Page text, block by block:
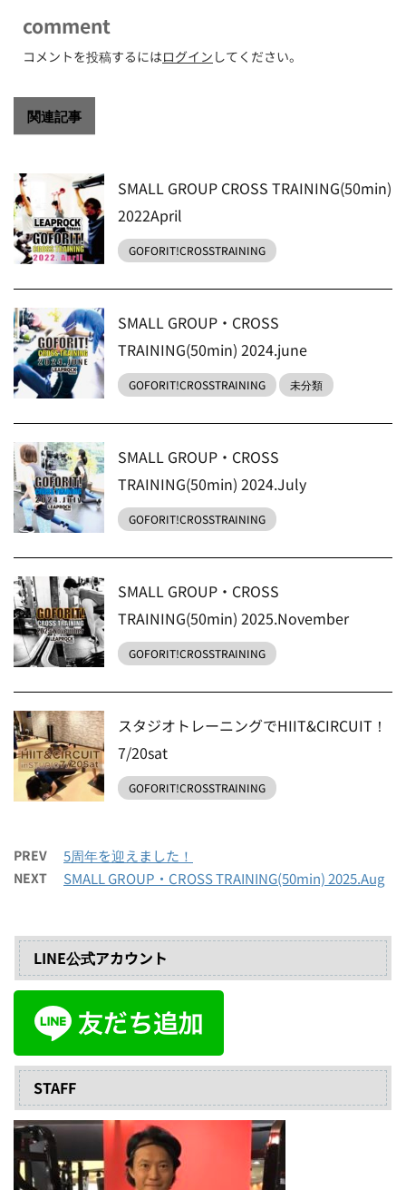
comment
コメントを投稿するにはログイン してください。
関連記事
SMALL GROUP CROSS TRAINING(50min)
2022April
GOFORIT!CROSSTRAINING
SMALL GROUP・CROSS
TRAINING(50min) 2024.june
GOFORIT!CROSSTRAINING 未分類
SMALL GROUP・CROSS
TRAINING(50min) 2024.July
GOFORIT!CROSSTRAINING
SMALL GROUP・CROSS
TRAINING(50min) 2025.November
GOFORIT!CROSSTRAINING
スタジオトレーニングでHIIT&CIRCUIT！
7/20sat
GOFORIT!CROSSTRAINING
PREV 5周年を迎えました！
NEXT SMALL GROUP・CROSS TRAINING(50min) 2025.Aug
LINE公式アカウント
STAFF